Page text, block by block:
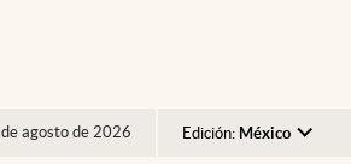
agosto de 2026 Edición: México